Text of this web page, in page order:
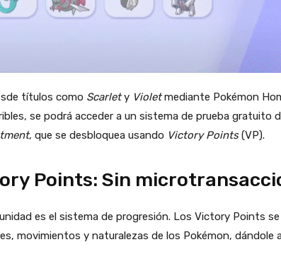
títulos como Scarlety Violetmediante Pokémon
se podrá acceder a un sistema de prueba gratuito
, que se desbloquea usando Victory Points(VP).
Points: Sin
es el sistema de progresión. Los Victory Points se
movimientos y naturalezas de los Pokémon, dándole